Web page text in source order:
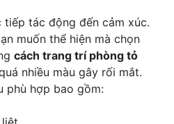
tác động đến cảm xúc.
muốn thể hiện mà chọn
cách trang trí phòng tỏ
nhiều màu gây rối mắt.
phù hợp bao gồm: